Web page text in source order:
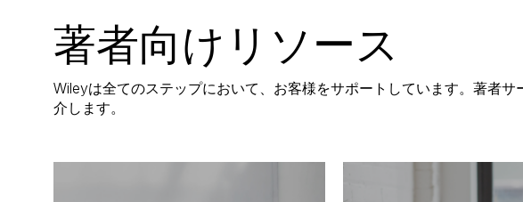
著者向けリソース
Wileyは全てのステップにおいて、お客様をサポートしています。著者
介します。